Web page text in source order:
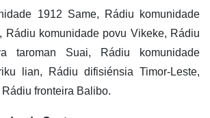
1912 Same, Rádiu komunidade
Rádiu komunidade povu Vikeke, Rádiu
taroman Suai, Rádiu komunidade
lian, Rádiu difisiénsia Timor-Leste,
fronteira Balibo.